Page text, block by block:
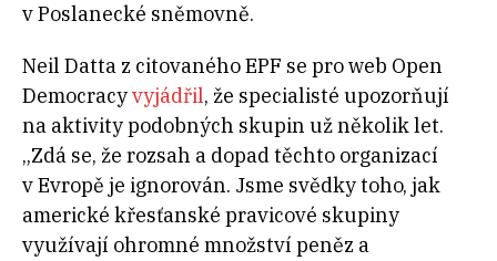
v Poslanecké sněmovně.
Neil Datta z citovaného EPF se pro web Open
Democracyvyjádřil, že specialisté upozorňují
na aktivity podobných skupin už několik let.
„Zdá se, že rozsah a dopad těchto organizací
v Evropě je ignorován. Jsme svědky toho, jak
americké křesťanské pravicové skupiny
využívají ohromné množství peněz a